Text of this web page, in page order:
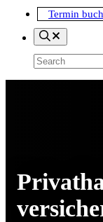
Termin
Search